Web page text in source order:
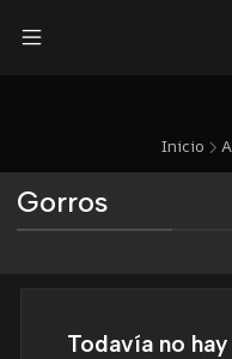
Inicio
Gorros
Todavía no